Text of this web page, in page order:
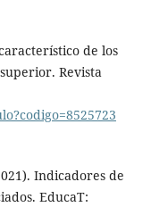
de los
Revista
Indicadores de
EducaT: